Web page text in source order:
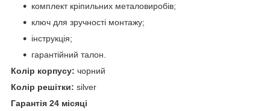
комплект кріпильних металовиробів;
ключ для зручності монтажу;
інструкція;
гарантійний талон.
Колір корпусу: чорний
Колір решітки: silver
Гарантія 24 місяці